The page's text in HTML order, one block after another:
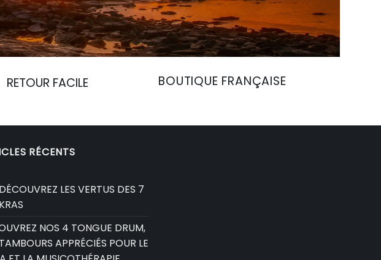
RETOUR FACILE BOUTIQUE FRANÇAISE
RÉCENTS
LES VERTUS DES 7
NOS 4 TONGUE DRUM,
APPRÉCIÉS POUR LE